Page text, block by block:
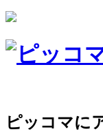
ピッコマに